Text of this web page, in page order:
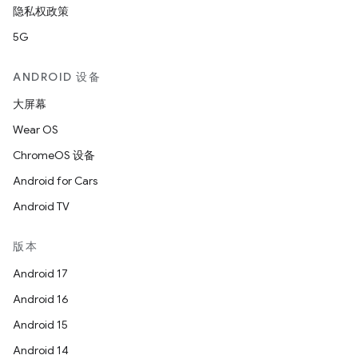
隐私权政策
5G
ANDROID 设备
大屏幕
Wear OS
ChromeOS 设备
Android for Cars
Android TV
版本
Android 17
Android 16
Android 15
Android 14